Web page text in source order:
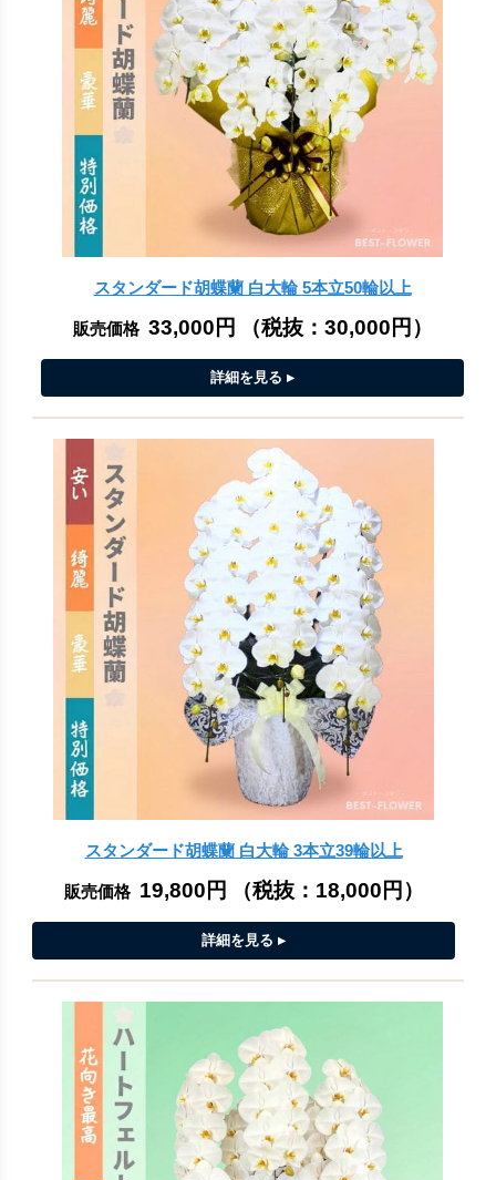
スタンダード胡蝶蘭 白大輪 5本立50輪以上
販売価格 33,000円 （税抜： 30,000円 ）
スタンダード胡蝶蘭 白大輪 3本立39輪以上
販売価格 19,800円 （税抜： 18,000円 ）